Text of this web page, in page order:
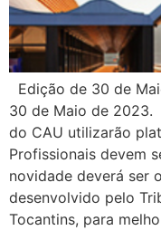
Edição de 30 de
30 de Maio de 2023.
do CAU utilizarão
Profissionais devem
novidade deverá ser
desenvolvido pelo
Tocantins, para